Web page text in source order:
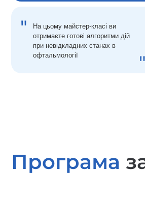
На цьому майстер-класі ви
отримаєте готові алгоритми дій
при невідкладних станах в
офтальмології
Програма